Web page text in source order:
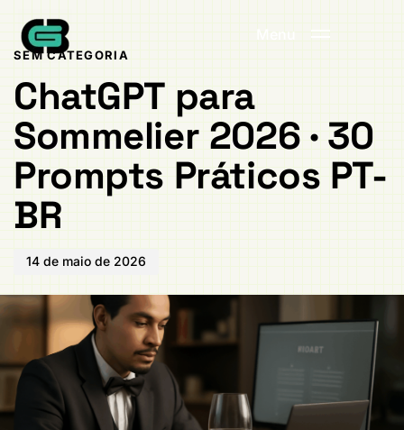
Menu
EM:
SEM CATEGORIA
ChatGPT para
Sommelier 2026 · 30
Prompts Práticos PT-
BR
em:
14 de maio de 2026